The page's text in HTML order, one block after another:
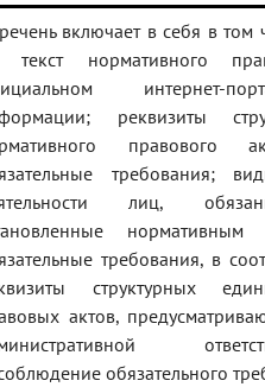
включает в себя в том
текст нормативного
интернет-
реквизиты
правового
требования;
лиц,
требования, в
структурных
актов,
обязательного